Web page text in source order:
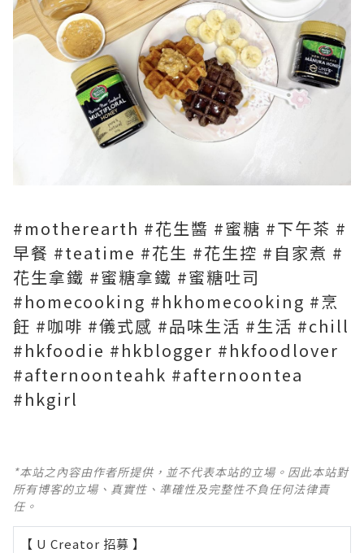
#motherearth #花生醬 #蜜糖 #下午茶 #
早餐 #teatime #花生 #花生控 #自家煮 #
花生拿鐵 #蜜糖拿鐵 #蜜糖吐司
#homecooking #hkhomecooking #烹
飪 #咖啡 #儀式感 #品味生活 #生活 #chill
#hkfoodie #hkblogger #hkfoodlover
#afternoonteahk #afternoontea
#hkgirl
*本站之內容由作者所提供，並不代表本站的立場。因此本站對
所有博客的立場、真實性、準確性及完整性不負任何法律責
任。
【 U Creator 招募 】